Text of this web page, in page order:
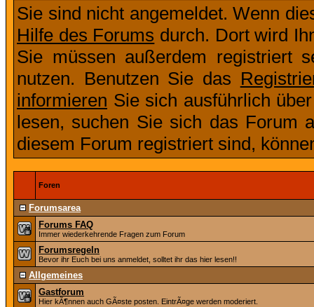
Sie sind nicht angemeldet. Wenn
Hilfe des Forums durch. Dort wird
Sie müssen außerdem registriert
nutzen. Benutzen Sie das
informieren Sie sich ausführlich
lesen, suchen Sie sich das Forum
diesem Forum registriert sind,
Foren
Forumsarea
Forums FAQ
Immer wiederkehrende Fragen zum Forum
Forumsregeln
Bevor ihr Euch bei uns anmeldet, solltet ihr das hier lesen!!
Allgemeines
Gastforum
Hier kÃ¶nnen auch GÃ¤ste posten. EintrÃ¤ge werden moderiert.